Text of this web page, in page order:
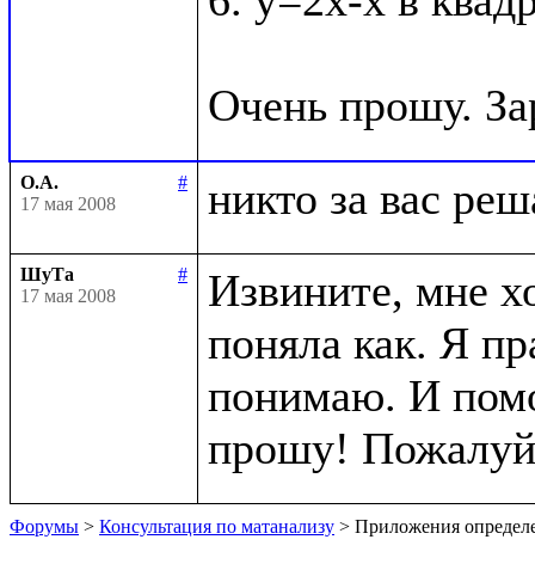
О.А.
#
17 мая 2008
ШуТа
#
17 мая 2008
Извините, мне
поняла как. Я
понимаю. И
Форумы > Консультация по матанализу > Приложения